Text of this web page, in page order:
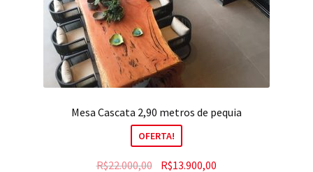
Mesa Cascata 2,90 metros de pequia
OFERTA!
R$22.000,00 R$13.900,00